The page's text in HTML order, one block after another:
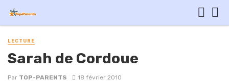
LECTURE
Sarah de Cordoue
Par TOP-PARENTS 18 février 2010